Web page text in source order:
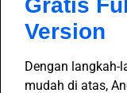
Gratis
Version
Dengan langkah-
mudah di atas,